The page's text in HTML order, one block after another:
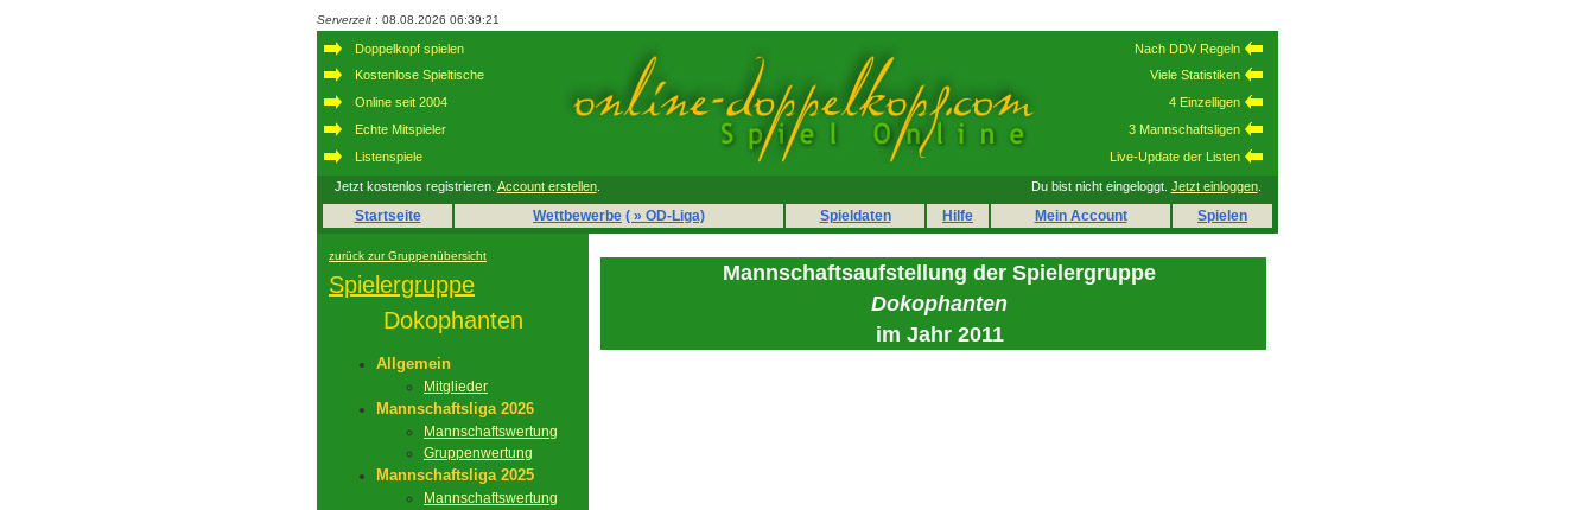
Serverzeit : 08.08.2026 06:39:21
Doppelkopf spielen
Kostenlose Spieltische
Online seit 2004
Echte Mitspieler
Listenspiele
Nach DDV Regeln
Viele Statistiken
4 Einzelligen
3 Mannschaftsligen
Live-Update der Listen
Jetzt kostenlos registrieren. Account erstellen. Du bist nicht eingeloggt. Jetzt einloggen.
Startseite Wettbewerbe ( » OD-Liga) Spieldaten Hilfe Mein Account Spielen
zurück zur Gruppenübersicht
Spielergruppe
Dokophanten
Allgemein
Mitglieder
Mannschaftsliga 2026
Mannschaftswertung
Gruppenwertung
Mannschaftsliga 2025
Mannschaftswertung
Mannschaftsaufstellung der Spielergruppe
Dokophanten
im Jahr 2011